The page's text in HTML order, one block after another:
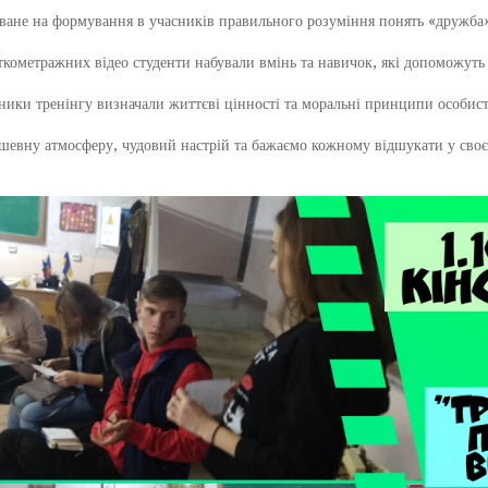
на формування в учасників правильного розуміння понять
відео студенти набували вмінь та навичок, які
тренінгу визначали життєві цінності та моральні принципи
атмосферу, чудовий настрій та бажаємо кожному відшукати у